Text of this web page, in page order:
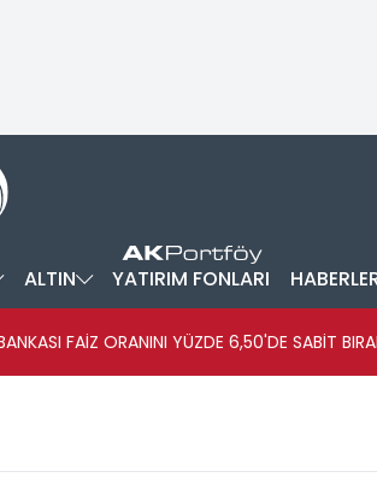
ALTIN YATIRIM FONLARI
FAİZ ORANINI YÜZDE 6,50'DE SABİT